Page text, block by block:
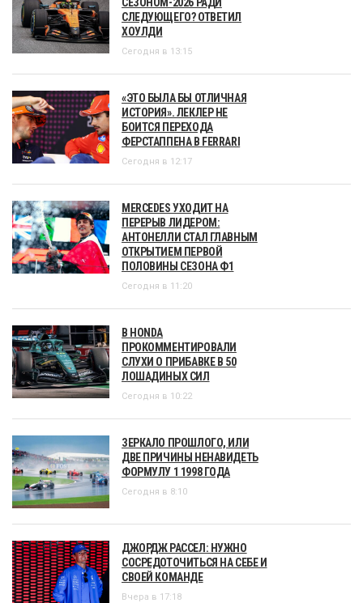
СЛЕДУЮЩЕГО? ОТВЕТИЛ
ХОУЛДИ
Сегодня в 13:15
«ЭТО БЫЛА БЫ ОТЛИЧНАЯ
ИСТОРИЯ». ЛЕКЛЕР НЕ
БОИТСЯ ПЕРЕХОДА
ФЕРСТАППЕНА В FERRARI
Сегодня в 12:17
MERCEDES УХОДИТ НА
ПЕРЕРЫВ ЛИДЕРОМ:
АНТОНЕЛЛИ СТАЛ ГЛАВНЫМ
ОТКРЫТИЕМ ПЕРВОЙ
ПОЛОВИНЫ СЕЗОНА Ф1
Сегодня в 11:20
В HONDA
ПРОКОММЕНТИРОВАЛИ
СЛУХИ О ПРИБАВКЕ В 50
ЛОШАДИНЫХ СИЛ
Сегодня в 10:22
ЗЕРКАЛО ПРОШЛОГО, ИЛИ
ДВЕ ПРИЧИНЫ НЕНАВИДЕТЬ
ФОРМУЛУ 1 1998 ГОДА
Сегодня в 8:10
ДЖОРДЖ РАССЕЛ: НУЖНО
СОСРЕДОТОЧИТЬСЯ НА СЕБЕ И
СВОЕЙ КОМАНДЕ
Вчера в 17:18